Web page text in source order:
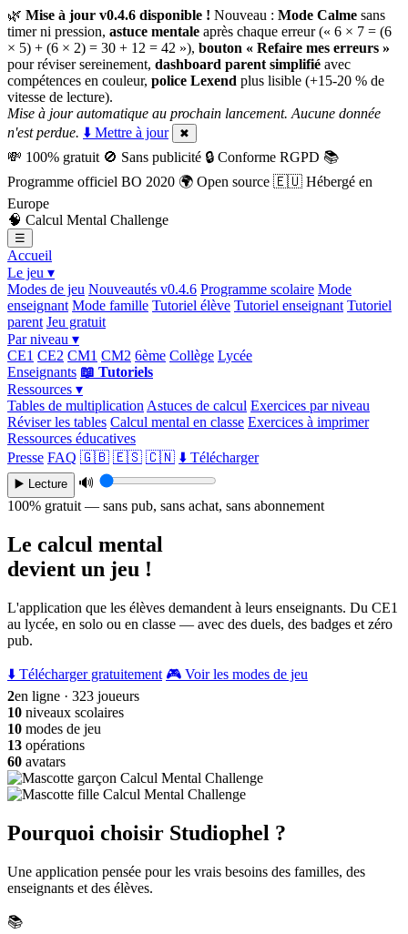
🌿 Mise à jour v0.4.6 disponible ! Nouveau : Mode Calme sans
timer ni pression, astuce mentale après chaque erreur (« 6 × 7 = (6
× 5) + (6 × 2) = 30 + 12 = 42 »), bouton « Refaire mes erreurs »
pour réviser sereinement, dashboard parent simplifié avec
compétences en couleur, police Lexend plus lisible (+15-20 % de
vitesse de lecture).
Mise à jour automatique au prochain lancement. Aucune donnée
n'est perdue. ⬇️ Mettre à jour ✖
💸 100% gratuit 🚫 Sans publicité 🔒 Conforme RGPD 📚
Programme officiel BO 2020 🌍 Open source 🇪🇺 Hébergé en
Europe
🧠 Calcul Mental Challenge
☰
Accueil
Le jeu ▾
Modes de jeu Nouveautés v0.4.6 Programme scolaire Mode
enseignant Mode famille Tutoriel élève Tutoriel enseignant Tutoriel
parent Jeu gratuit
Par niveau ▾
CE1 CE2 CM1 CM2 6ème Collège Lycée
Enseignants 📖 Tutoriels
Ressources ▾
Tables de multiplication Astuces de calcul Exercices par niveau
Réviser les tables Calcul mental en classe Exercices à imprimer
Ressources éducatives
Presse FAQ 🇬🇧 🇪🇸 🇨🇳 ⬇️ Télécharger
▶️ Lecture
🔊
100% gratuit — sans pub, sans achat, sans abonnement
Le calcul mental
devient un jeu !
L'application que les élèves demandent à leurs enseignants. Du CE1
au lycée, en solo ou en classe — avec des duels, des badges et zéro
pub.
⬇️ Télécharger gratuitement 🎮 Voir les modes de jeu
2en ligne · 323 joueurs
10 niveaux scolaires
10 modes de jeu
13 opérations
60 avatars
Pourquoi choisir Studiophel ?
Une application pensée pour les vrais besoins des familles, des
enseignants et des élèves.
📚